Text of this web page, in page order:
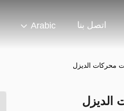
اتصل بنا Arabic